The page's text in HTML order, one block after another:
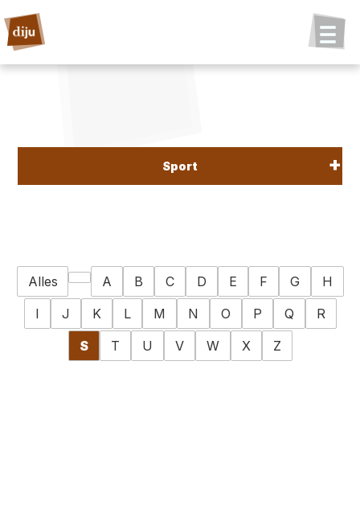
Sport
Alles A B C D E F G
H
I
J K L M N O P Q
R
S
T U V W X Z